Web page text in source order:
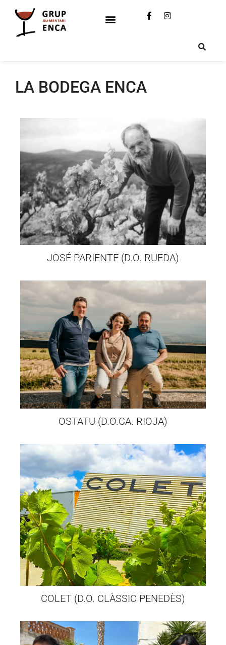
LA BODEGA ENCA
JOSÉ PARIENTE (D.O. RUEDA)
OSTATU (D.O.CA. RIOJA)
COLET (D.O. CLÀSSIC PENEDÈS)